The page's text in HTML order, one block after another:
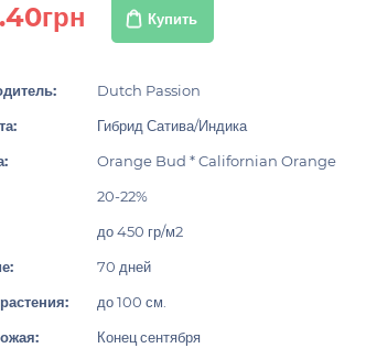
Купить
Dutch Passion
Гибрид Сатива/Индика
Orange Bud * Californian Orange
20-22%
до 450 гр/м2
70 дней
до 100 см.
Конец сентября